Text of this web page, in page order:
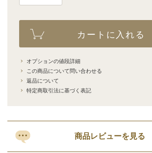
カートに入れる
オプションの値段詳細
この商品について問い合わせる
返品について
特定商取引法に基づく表記
商品レビューを見る